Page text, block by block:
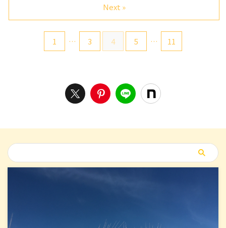
1 … 3 4 5 … 11
Next »